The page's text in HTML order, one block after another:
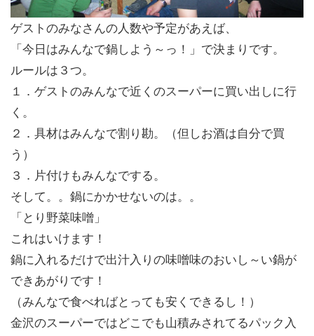
ゲストのみなさんの人数や予定があえば、
「今日はみんなで鍋しよう～っ！」で決まりです。
ルールは３つ。
１．ゲストのみんなで近くのスーパーに買い出しに行
く。
２．具材はみんなで割り勘。（但しお酒は自分で買
う）
３．片付けもみんなでする。
そして。。鍋にかかせないのは。。
「とり野菜味噌」
これはいけます！
鍋に入れるだけで出汁入りの味噌味のおいし～い鍋が
できあがりです！
（みんなで食べればとっても安くできるし！）
金沢のスーパーではどこでも山積みされてるパック入